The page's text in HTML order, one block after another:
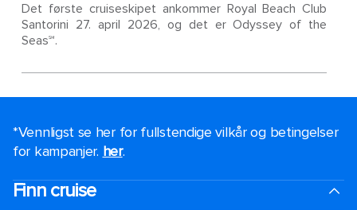
Det første cruiseskipet ankommer Royal Beach Club
Santorini 27. april 2026, og det er Odyssey of the
Seas℠.
*Vennligst se her for fullstendige vilkår og betingelser
for kampanjer. her.
Finn cruise